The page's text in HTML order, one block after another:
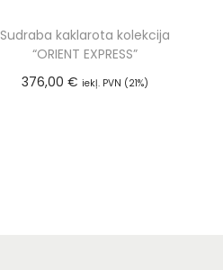
Sudraba kaklarota kolekcija
“ORIENT EXPRESS”
376,00€ iekļ. PVN (21%)